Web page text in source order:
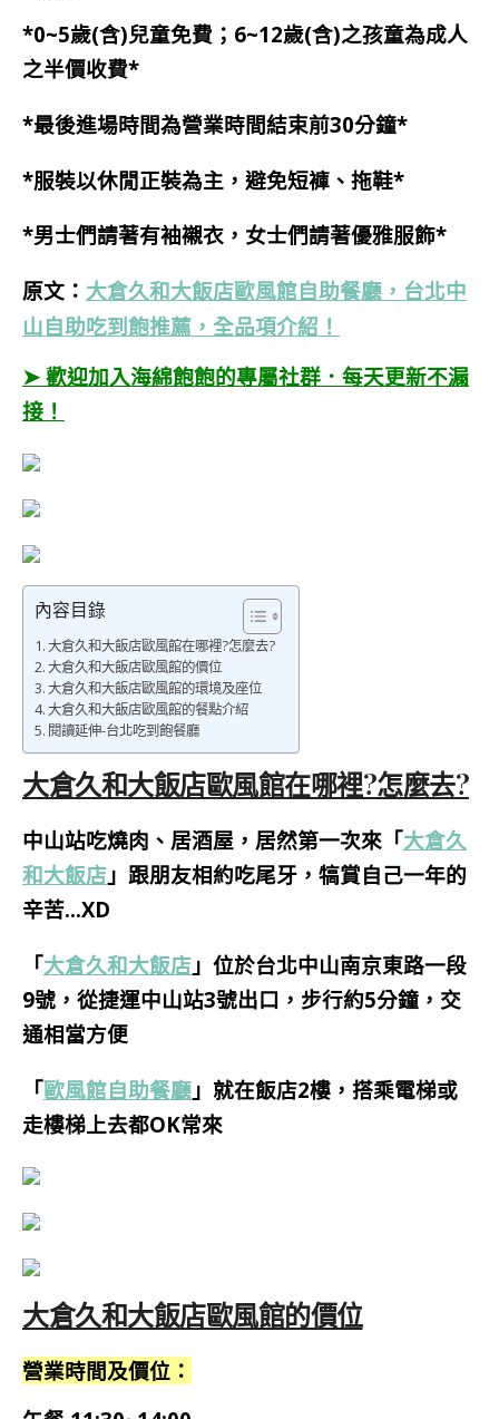
*0~5歲(含)兒童免費；6~12歲(含)之孩童為成人
之半價收費*
*最後進場時間為營業時間結束前30分鐘*
*服裝以休閒正裝為主，避免短褲、拖鞋*
*男士們請著有袖襯衣，女士們請著優雅服飾*
原文： 大倉久和大飯店歐風館自助餐廳，台北中
山自助吃到飽推薦，全品項介紹！
➤ 歡迎加入海綿飽飽的專屬社群．每天更新不漏
接！
內容目錄
大倉久和大飯店歐風館在哪裡?怎麼去?
大倉久和大飯店歐風館的價位
大倉久和大飯店歐風館的環境及座位
大倉久和大飯店歐風館的餐點介紹
閱讀延伸-台北吃到飽餐廳
大倉久和大飯店歐風館在哪裡?怎麼去?
中山站吃燒肉、居酒屋，居然第一次來「大倉久
和大飯店 」跟朋友相約吃尾牙，犒賞自己一年的
辛苦…XD
「大倉久和大飯店 」位於台北中山南京東路一段
9號 ，從捷運中山站3號出口，步行約5分鐘，交
通相當方便
「歐風館自助餐廳 」就在飯店2樓，搭乘電梯或
走樓梯上去都OK常來
大倉久和大飯店歐風館的價位
營業時間及價位：